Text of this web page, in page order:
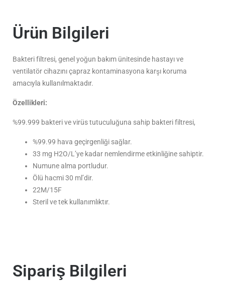
Ürün Bilgileri
Bakteri filtresi, genel yoğun bakım ünitesinde hastayı ve
ventilatör cihazını çapraz kontaminasyona karşı koruma
amacıyla kullanılmaktadır.
Özellikleri:
%99.999 bakteri ve virüs tutuculuğuna sahip bakteri filtresi,
%99.99 hava geçirgenliği sağlar.
33 mg H2O/L’ye kadar nemlendirme etkinliğine sahiptir.
Numune alma portludur.
Ölü hacmi 30 ml’dir.
22M/15F
Steril ve tek kullanımlıktır.
Sipariş Bilgileri